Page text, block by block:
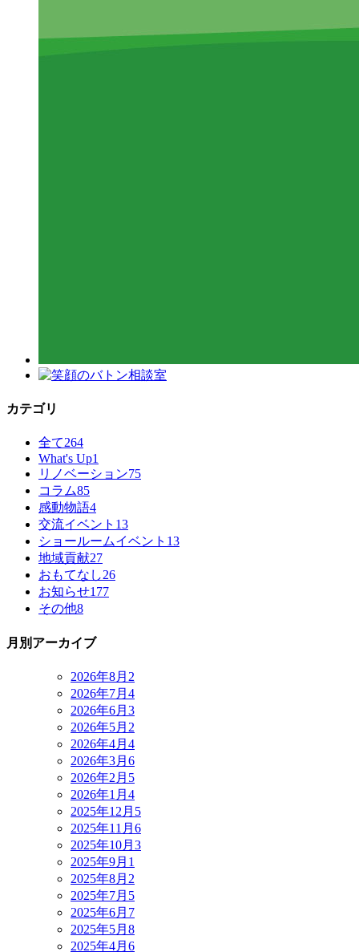
カテゴリ
全て264
What's Up1
リノベーション75
コラム85
感動物語4
交流イベント 13
ショールームイベント 13
地域貢献27
おもてなし26
お知らせ177
その他8
月別アーカイブ
2026年8月 2
2026年7月 4
2026年6月 3
2026年5月 2
2026年4月 4
2026年3月 6
2026年2月 5
2026年1月 4
2025年12月 5
2025年11月 6
2025年10月 3
2025年9月 1
2025年8月 2
2025年7月 5
2025年6月 7
2025年5月 8
2025年4月 6